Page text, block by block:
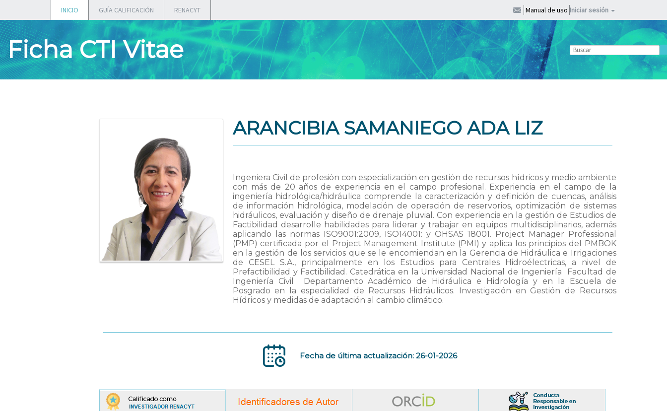
INICIO GUÍA CALIFICACIÓN RENACYT Manual de uso Iniciar sesión
Ficha CTI Vitae
ARANCIBIA SAMANIEGO ADA LIZ
Ingeniera Civil de profesión con especialización en gestión de recursos hídricos y medio ambiente
con más de 20 años de experiencia en el campo profesional. Experiencia en el campo de la
ingeniería hidrológica/hidráulica comprende la caracterización y definición de cuencas, análisis
de información hidrológica, modelación de operación de reservorios, optimización de sistemas
hidráulicos, evaluación y diseño de drenaje pluvial. Con experiencia en la gestión de Estudios de
Factibilidad desarrolle habilidades para liderar y trabajar en equipos multidisciplinarios, además
aplicando las normas ISO9001:2009, ISO14001: y OHSAS 18001. Project Manager Professional
(PMP) certificada por el Project Management Institute (PMI) y aplica los principios del PMBOK
en la gestión de los servicios que se le encomiendan en la Gerencia de Hidráulica e Irrigaciones
de CESEL S.A., principalmente en los Estudios para Centrales Hidroélectricas, a nivel de
Prefactibilidad y Factibilidad. Catedrática en la Universidad Nacional de Ingeniería  Facultad de
Ingeniería Civil  Departamento Académico de Hidráulica e Hidrología y en la Escuela de
Posgrado en la especialidad de Recursos Hidráulicos. Investigación en Gestión de Recursos
Hídricos y medidas de adaptación al cambio climático.
Fecha de última actualización: 26-01-2026